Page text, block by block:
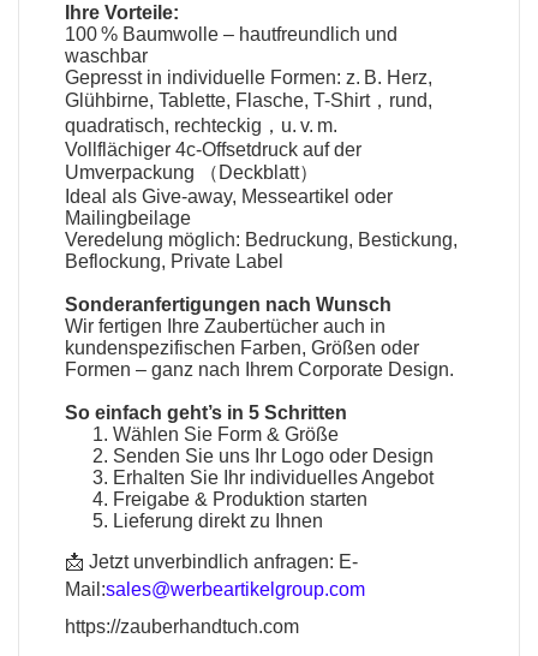
Ihre Vorteile:
100 % Baumwolle – hautfreundlich und
waschbar
Gepresst in individuelle Formen: z. B. Herz,
Glühbirne, Tablette, Flasche, T-Shirt，rund,
quadratisch, rechteckig，u. v. m.
Vollflächiger 4c-Offsetdruck auf der
Umverpackung （Deckblatt）
Ideal als Give-away, Messeartikel oder
Mailingbeilage
Veredelung möglich: Bedruckung, Bestickung,
Beflockung, Private Label
Sonderanfertigungen nach Wunsch
Wir fertigen IhreZaubertücher auch in
kundenspezifischen Farben, Größen oder
Formen – ganz nach Ihrem Corporate Design.
So einfach geht’s in 5 Schritten
Wählen Sie Form & Größe
Senden Sie uns Ihr Logo oder Design
Erhalten Sie Ihr individuelles Angebot
Freigabe & Produktion starten
Lieferung direkt zu Ihnen
📩 Jetzt unverbindlich anfragen: E-
Mail:sales@werbeartikelgroup.com
https://zauberhandtuch.com